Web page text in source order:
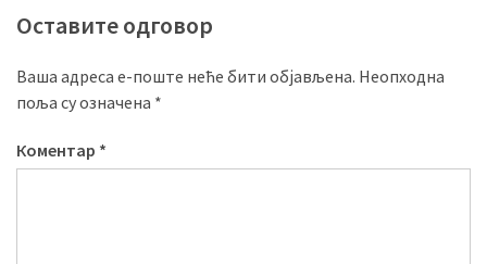
Оставите одговор
Ваша адреса е-поште неће бити објављена. Неопходна
поља су означена *
Коментар *